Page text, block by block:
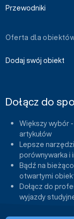
Przewodniki
Oferta dla
Dodaj swój obiekt
Dołącz do
Większy wybór
artykułów
Lepsze
porównywarka i
Bądź na
otwartymi
Dołącz do
wyjazdy